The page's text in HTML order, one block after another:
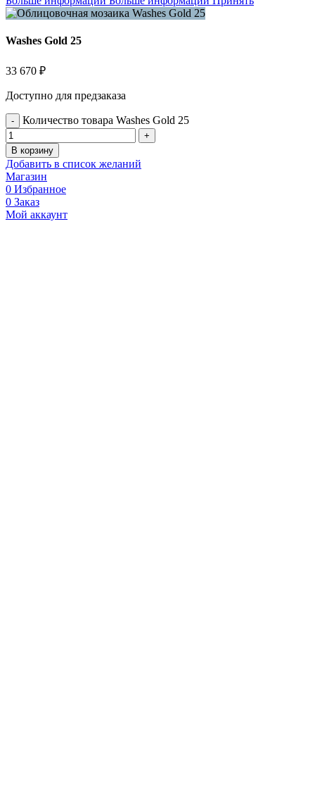
Washes Gold 25
33 670 ₽
Доступно для предзаказа
Количество товара Washes Gold 25
В корзину
Добавить в список желаний
Магазин
0 Избранное
0 Заказ
Мой аккаунт